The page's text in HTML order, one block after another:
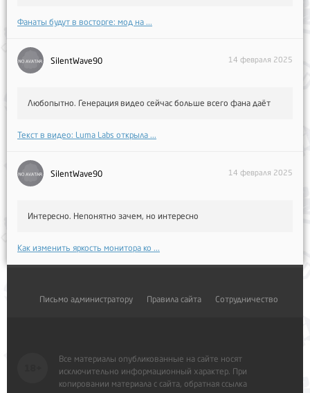
Фанаты будут в восторге: мод на ...
SilentWave90 14 февраля 2025
Любопытно. Генерация видео сейчас больше всего фана даёт
Текст в видео: Luma Labs открыла ...
SilentWave90 14 февраля 2025
Интересно. Непонятно зачем, но интересно
Как изменить яркость монитора ко ...
Письмо администратору Правила сайта Сотрудничество
Все материалы опубликованные на сайте носят
исключительно информационный характер. При
копировании материала с сайта, обратная ссылка